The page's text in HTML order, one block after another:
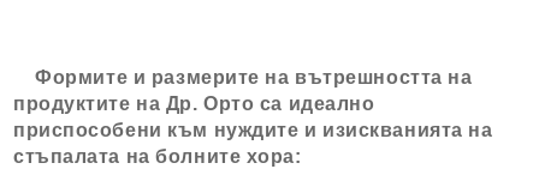
Формите и размерите на вътрешността на
продуктите на Др. Орто са идеално
приспособени към нуждите и изискванията на
стъпалата на болните хора: